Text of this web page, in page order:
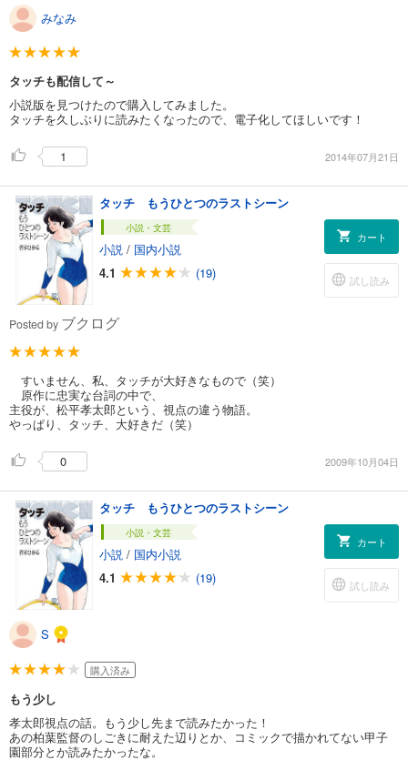
みなみ
タッチも配信して～
小説版を見つけたので購入してみました。
タッチを久しぶりに読みたくなったので、電子化してほしいです！
1 2014年07月21日
タッチ もうひとつのラストシーン
小説・文芸
小説 / 国内小説
4.1
(19)
カート
試し読み
Posted by ブクログ
すいません、私、タッチが大好きなもので（笑）
原作に忠実な台詞の中で、
主役が、松平孝太郎という、視点の違う物語。
やっぱり、タッチ、大好きだ（笑）
0 2009年10月04日
タッチ もうひとつのラストシーン
小説・文芸
小説 / 国内小説
4.1
(19)
カート
試し読み
S
購入済み
もう少し
孝太郎視点の話。もう少し先まで読みたかった！
あの柏葉監督のしごきに耐えた辺りとか、コミックで描かれてない甲子
園部分とか読みたかったな。